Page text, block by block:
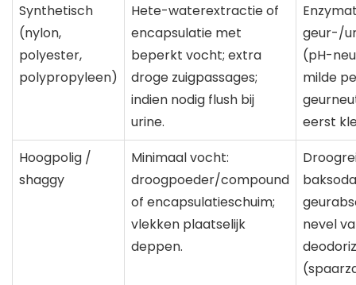
Synthetisch
(nylon,
polyester,
polypropyleen)
Hete-waterextractie of
encapsulatie met
beperkt vocht; extra
droge zuigpassages;
indien nodig flush bij
urine.
geur-/
(pH-
milde
eerst
Hoogpolig /
shaggy
Minimaal vocht:
droogpoeder/compound
of encapsulatieschuim;
vlekken plaatselijk
deppen.
nevel